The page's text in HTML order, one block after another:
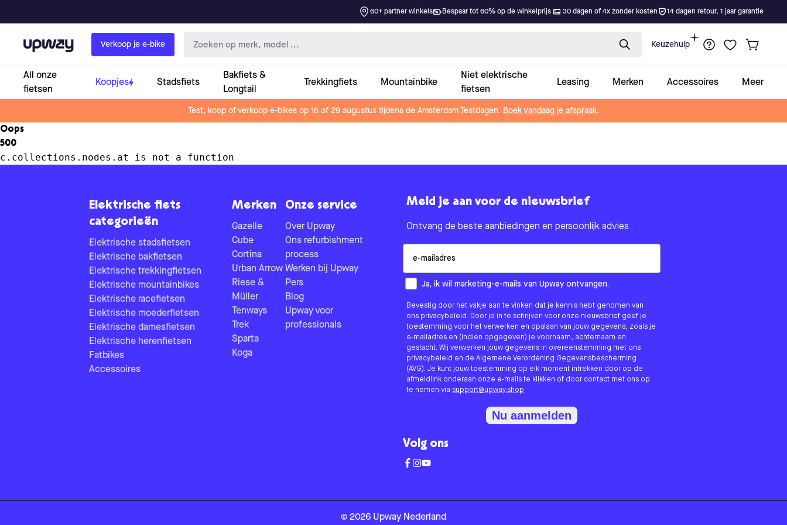
60+ partner winkels Bespaar tot 60% op de winkelprijs 30 dagen of 4x zonder kosten 14 dagen retour, 1 jaar garantie
Upway Verkoop je e-bike Keuzehulp
All onze
fietsen
Koopjes Stadsfiets
Bakfiets &
Longtail
Trekkingfiets Mountainbike
Niet elektrische
fietsen
Leasing Merken Accessoires Meer
Test, koop of verkoop e-bikes op 15 of 29 augustus tijdens de Amsterdam Testdagen. Boek vandaag je afspraak.
Oops
500
c.collections.nodes.at is not a function
Elektrische fiets
categorieën
Elektrische stadsfietsen
Elektrische bakfietsen
Elektrische trekkingfietsen
Elektrische mountainbikes
Elektrische racefietsen
Elektrische moederfietsen
Elektrische damesfietsen
Elektrische herenfietsen
Fatbikes
Accessoires
Merken
Gazelle
Cube
Cortina
Urban Arrow
Riese &
Müller
Tenways
Trek
Sparta
Koga
Onze service
Over Upway
Ons refurbishment
process
Werken bij Upway
Pers
Blog
Upway voor
professionals
Meld je aan voor de nieuwsbrief
Ontvang de beste aanbiedingen en persoonlijk advies
How would you like to hear from us?
Ja, ik wil marketing-e-mails van Upway ontvangen.
Bevestig door het vakje aan te vinken dat je kennis hebt genomen van
ons privacybeleid. Door je in te schrijven voor onze nieuwsbrief geef je
toestemming voor het verwerken en opslaan van jouw gegevens, zoals je
e-mailadres en (indien opgegeven) je voornaam, achternaam en
geslacht. Wij verwerken jouw gegevens in overeenstemming met ons
privacybeleid en de Algemene Verordening Gegevensbescherming
(AVG). Je kunt jouw toestemming op elk moment intrekken door op de
afmeldlink onderaan onze e-mails te klikken of door contact met ons op
te nemen via support@upway.shop
Nu aanmelden
Volg ons
© 2026 Upway Nederland